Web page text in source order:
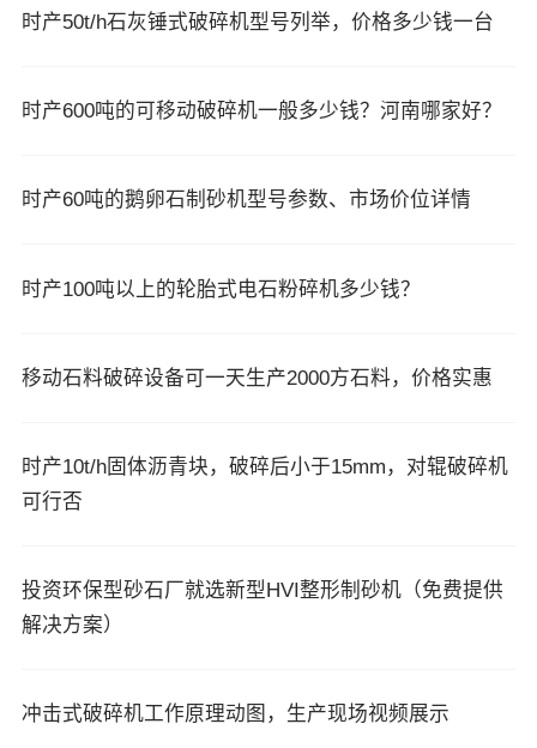
时产50t/h石灰锤式破碎机型号列举，价格多少钱一台
时产600吨的可移动破碎机一般多少钱？河南哪家好？
时产60吨的鹅卵石制砂机型号参数、市场价位详情
时产100吨以上的轮胎式电石粉碎机多少钱？
移动石料破碎设备可一天生产2000方石料，价格实惠
时产10t/h固体沥青块，破碎后小于15mm，对辊破碎机
可行否
投资环保型砂石厂就选新型HVI整形制砂机（免费提供
解决方案）
冲击式破碎机工作原理动图，生产现场视频展示